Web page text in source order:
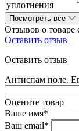
уплотнения
Посмотреть все
Отзывов о товаре
Оставить отзыв
Оставить отзыв
Антиспам поле.
Оцените товар
Ваше имя*
Ваш email*